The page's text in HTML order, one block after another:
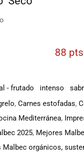
88 pts
- frutado intenso
, Carnes estofadas,
Mediterránea,
2025, Mejores
Malbec orgánicos,